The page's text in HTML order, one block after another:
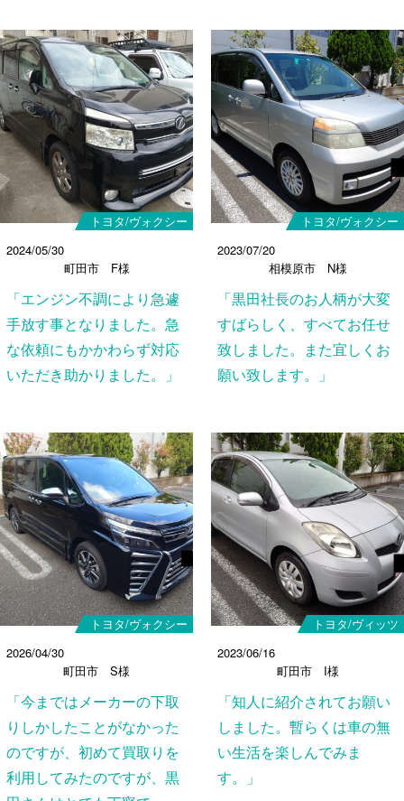
トヨタ/ヴォクシー
2024/05/30
町田市 F様
「エンジン不調により急遽
手放す事となりました。急
な依頼にもかかわらず対応
いただき助かりました。」
トヨタ/ヴォクシー
2023/07/20
相模原市 N様
「黒田社長のお人柄が大変
すばらしく、すべてお任せ
致しました。また宜しくお
願い致します。」
トヨタ/ヴォクシー
2026/04/30
町田市 S様
「今まではメーカーの下取
りしかしたことがなかった
のですが、初めて買取りを
利用してみたのですが、黒
トヨタ/ヴィッツ
2023/06/16
町田市 I様
「知人に紹介されてお願い
しました。暫らくは車の無
い生活を楽しんでみま
す。」